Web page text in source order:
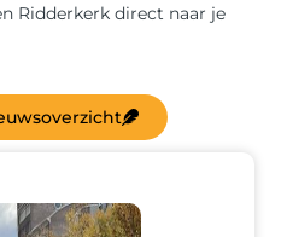
Ridderkerk direct naar je